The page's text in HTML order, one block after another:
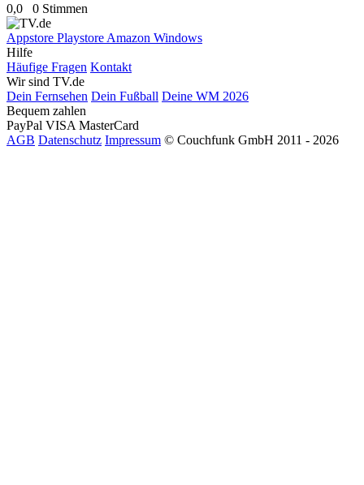
0,0 0 Stimmen
Appstore Playstore Amazon Windows
Hilfe
Häufige Fragen Kontakt
Wir sind TV.de
Dein Fernsehen Dein Fußball Deine WM 2026
Bequem zahlen
PayPal VISA MasterCard
AGB Datenschutz Impressum © Couchfunk GmbH 2011 - 2026